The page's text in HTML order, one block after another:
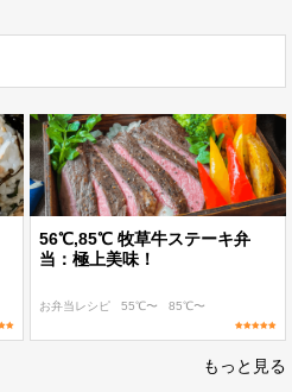
56℃,85℃ 牧草牛ステーキ弁
当：極上美味！
お弁当レシピ 55℃〜 85℃〜
もっと見る